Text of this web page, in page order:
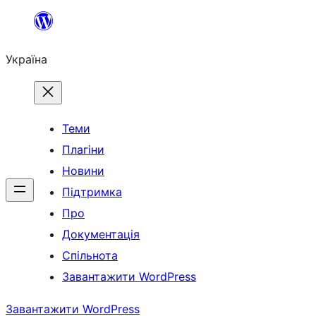
Перейти
вмісту
Україна
Теми
Плагіни
Новини
Підтримка
Про
Документація
Спільнота
Завантажити WordPress
Завантажити WordPress